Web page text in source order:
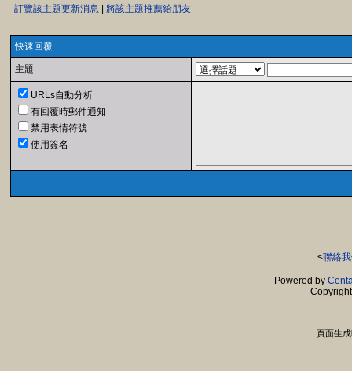
訂覽該主題更新消息 將該主題推薦給朋友
快速回覆
主題
URLs自動分析
有回覆時郵件通知
禁用表情符號
使用簽名
<聯絡
Powered by
頁面生